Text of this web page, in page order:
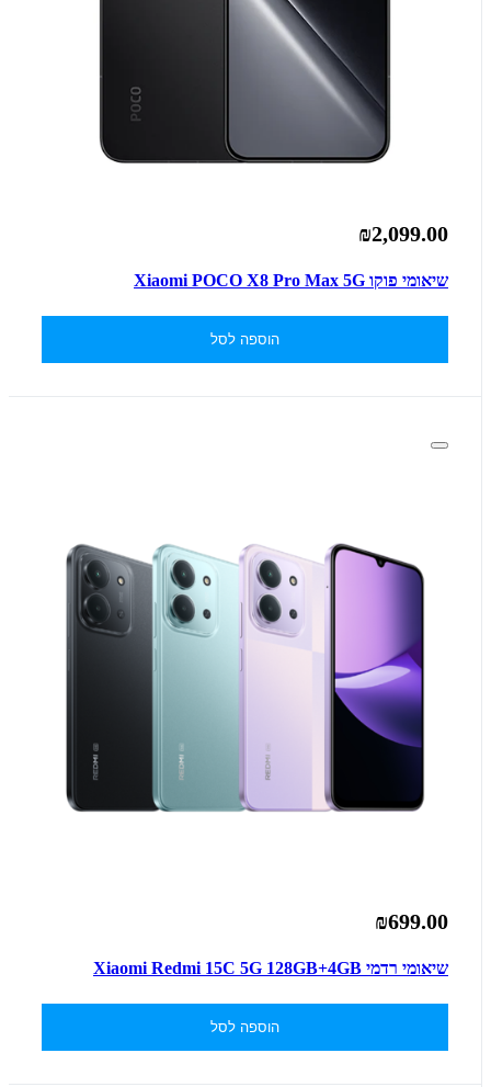
₪2,099.00
שיאומי פוקו Xiaomi POCO X8 Pro Max 5G
הוספה לסל
₪699.00
שיאומי רדמי Xiaomi Redmi 15C 5G 128GB+4GB
הוספה לסל